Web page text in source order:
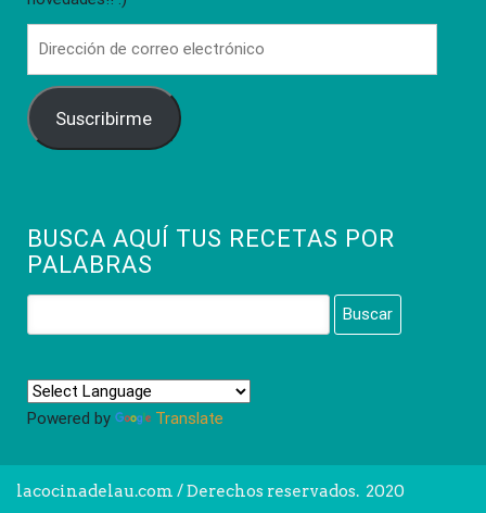
correo
electrónico
Suscribirme
BUSCA AQUÍ TUS RECETAS POR
PALABRAS
Powered by Translate
lacocinadelau.com / Derechos reservados. 2020